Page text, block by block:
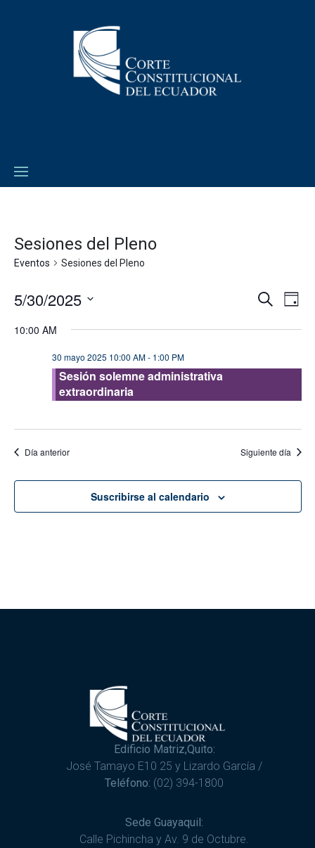
Sesiones del Pleno
Eventos Sesiones del Pleno
de
Buscar
Día
5/30/2025
fecha.
10:00 AM
30 mayo 2025 10:00 AM- 1:00 PM
Sesión solemne administrativa
extraordinaria
Día anterior Siguiente día
Suscribirse al calendario
Edificio Matriz,Quito:
José Tamayo E10 25 y Lizardo García /
Teléfono: (02) 394-1800
Sede Guayaquil:
Calle Pichincha y Av. 9 de Octubre.